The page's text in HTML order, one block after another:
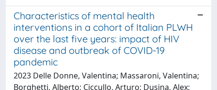
Characteristics of mental health
interventions in a cohort of Italian PLWH
over the last five years: impact of HIV
disease and outbreak of COVID-19
pandemic
2023 Delle Donne, Valentina; Massaroni, Valentina;
Borghetti, Alberto; Ciccullo, Arturo; Dusina, Alex;